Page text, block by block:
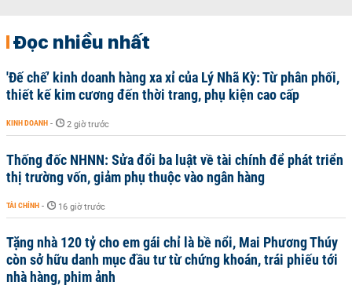
Đọc nhiều nhất
'Đế chế’ kinh doanh hàng xa xỉ của Lý Nhã Kỳ: Từ phân phối,
thiết kế kim cương đến thời trang, phụ kiện cao cấp
KINH DOANH - 2 giờ trước
Thống đốc NHNN: Sửa đổi ba luật về tài chính để phát triển
thị trường vốn, giảm phụ thuộc vào ngân hàng
TÀI CHÍNH - 16 giờ trước
Tặng nhà 120 tỷ cho em gái chỉ là bề nổi, Mai Phương Thúy
còn sở hữu danh mục đầu tư từ chứng khoán, trái phiếu tới
nhà hàng, phim ảnh